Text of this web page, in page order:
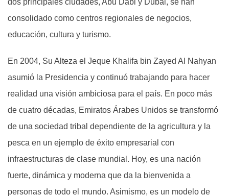
dos principales ciudades, Abu Dabi y Dubái, se han
consolidado como centros regionales de negocios,
educación, cultura y turismo.
En 2004, Su Alteza el Jeque Khalifa bin Zayed Al Nahyan
asumió la Presidencia y continuó trabajando para hacer
realidad una visión ambiciosa para el país. En poco más
de cuatro décadas, Emiratos Árabes Unidos se transformó
de una sociedad tribal dependiente de la agricultura y la
pesca en un ejemplo de éxito empresarial con
infraestructuras de clase mundial. Hoy, es una nación
fuerte, dinámica y moderna que da la bienvenida a
personas de todo el mundo. Asimismo, es un modelo de